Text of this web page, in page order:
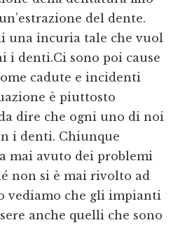
del dente.
una incuria tale che vuol
i denti.Ci sono poi cause
cadute e incidenti
è piuttosto
da dire che ogni uno di noi
i denti. Chiunque
mai avuto dei problemi
non si è mai rivolto ad
vediamo che gli impianti
anche quelli che sono